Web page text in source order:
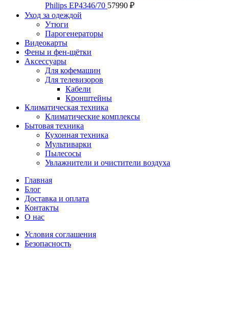
Philips EP4346/70 57990 ₽
Уход за одеждой
Утюги
Парогенераторы
Видеокарты
Фены и фен-щётки
Аксессуары
Для кофемашин
Для телевизоров
Кабели
Кронштейны
Климатическая техника
Климатические комплексы
Бытовая техника
Кухонная техника
Мультиварки
Пылесосы
Увлажнители и очистители воздуха
Главная
Блог
Доставка и оплата
Контакты
О нас
Условия соглашения
Безопасность